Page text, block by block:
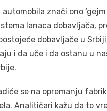
znači ono
lanaca dobavljača,
dobavljače u
i da uče i da ostanu u
se na opremanju
Analitičari kažu da to